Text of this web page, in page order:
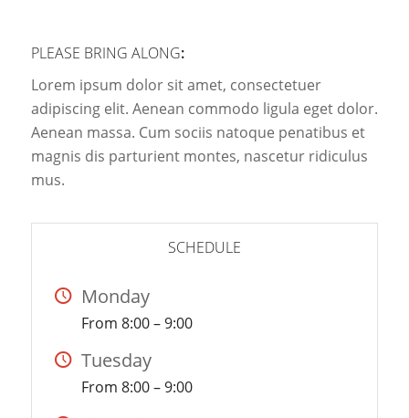
PLEASE BRING ALONG:
Lorem ipsum dolor sit amet, consectetuer
adipiscing elit. Aenean commodo ligula eget dolor.
Aenean massa. Cum sociis natoque penatibus et
magnis dis parturient montes, nascetur ridiculus
mus.
SCHEDULE
Monday
From 8:00 – 9:00
Tuesday
From 8:00 – 9:00